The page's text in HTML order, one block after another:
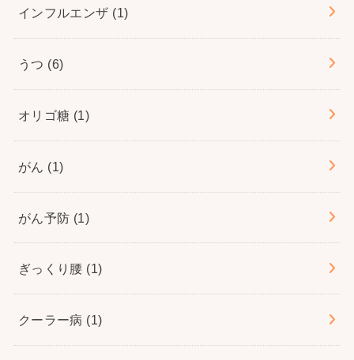
インフルエンザ (1)
うつ (6)
オリゴ糖 (1)
がん (1)
がん予防 (1)
ぎっくり腰 (1)
クーラー病 (1)